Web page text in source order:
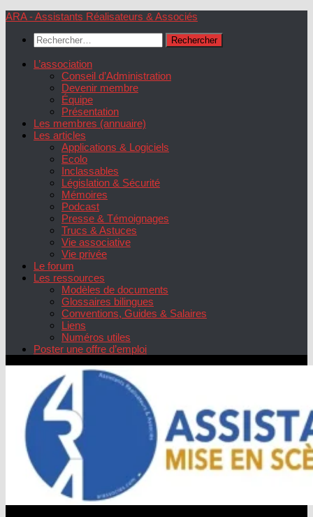
Skip
content
ARA - Assistants Réalisateurs & Associés
Rechercher :
L’association
Conseil d’Administration
Devenir membre
Équipe
Présentation
Les membres (annuaire)
Les articles
Applications & Logiciels
Ecolo
Inclassables
Législation & Sécurité
Mémoires
Podcast
Presse & Témoignages
Trucs & Astuces
Vie associative
Vie privée
Le forum
Les ressources
Modèles de documents
Glossaires bilingues
Conventions, Guides & Salaires
Liens
Numéros utiles
Poster une offre d’emploi